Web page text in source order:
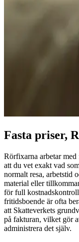
Fasta priser,
Rörfixarna arbetar
att du vet exakt vad
normalt resa, arbetstid
material eller
för full
fritidsboende är ofta
att Skatteverkets
på fakturan, vilket gör
administrera det själv.